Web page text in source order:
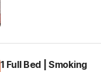
1 Full Bed | Smoking